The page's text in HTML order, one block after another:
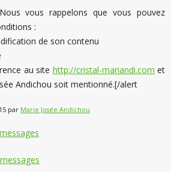
vous rappelons que vous pouvez
:
de son contenu
au site http://cristal-mariandi.com et
Andichou soit mentionné.[/alert
par Marie Josée Andichou